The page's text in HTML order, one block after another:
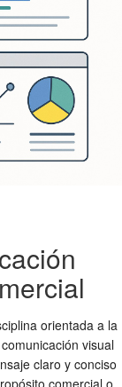
orientada a la
visual
claro y conciso